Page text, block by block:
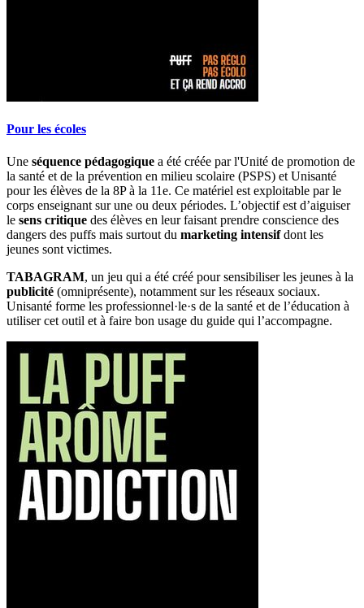
Pour les écoles
Une séquence pédagogique a été créée par l'Unité de promotion de
la santé et de la prévention en milieu scolaire (PSPS) et Unisanté
pour les élèves de la 8P à la 11e. Ce matériel est exploitable par le
corps enseignant sur une ou deux périodes. L’objectif est d’aiguiser
le sens critique des élèves en leur faisant prendre conscience des
dangers des puffs mais surtout du marketing intensifdont les
jeunes sont victimes.
TABAGRAM, un jeu qui a été créé pour sensibiliser les jeunes à la
publicité (omniprésente), notamment sur les réseaux sociaux.
Unisanté forme les professionnel·le·s de la santé et de l’éducation à
utiliser cet outil et à faire bon usage du guide qui l’accompagne.